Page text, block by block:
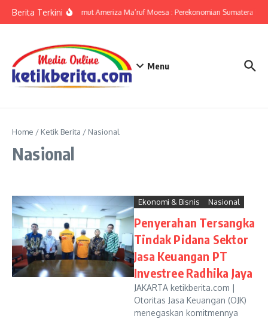
Berita TerkiniKPwBI Sumut Ameriza Ma’ruf Moesa : Perekonomian Sumatera
Menu
Home / Ketik Berita / Nasional
Nasional
Ekonomi & Bisnis Nasional
Penyerahan Tersangka
Tindak Pidana Sektor
Jasa Keuangan PT
Investree Radhika Jaya
JAKARTA ketikberita.com |
Otoritas Jasa Keuangan (OJK)
menegaskan komitmennya